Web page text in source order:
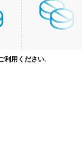
利用ください.